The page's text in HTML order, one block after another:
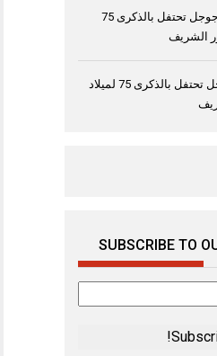
جوجل تحتفل بالذكرى 75
الشريف
جوجل تحتفل بالذكرى 75 لميلاد
SUBSCRIBE TO